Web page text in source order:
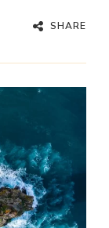
SHARE